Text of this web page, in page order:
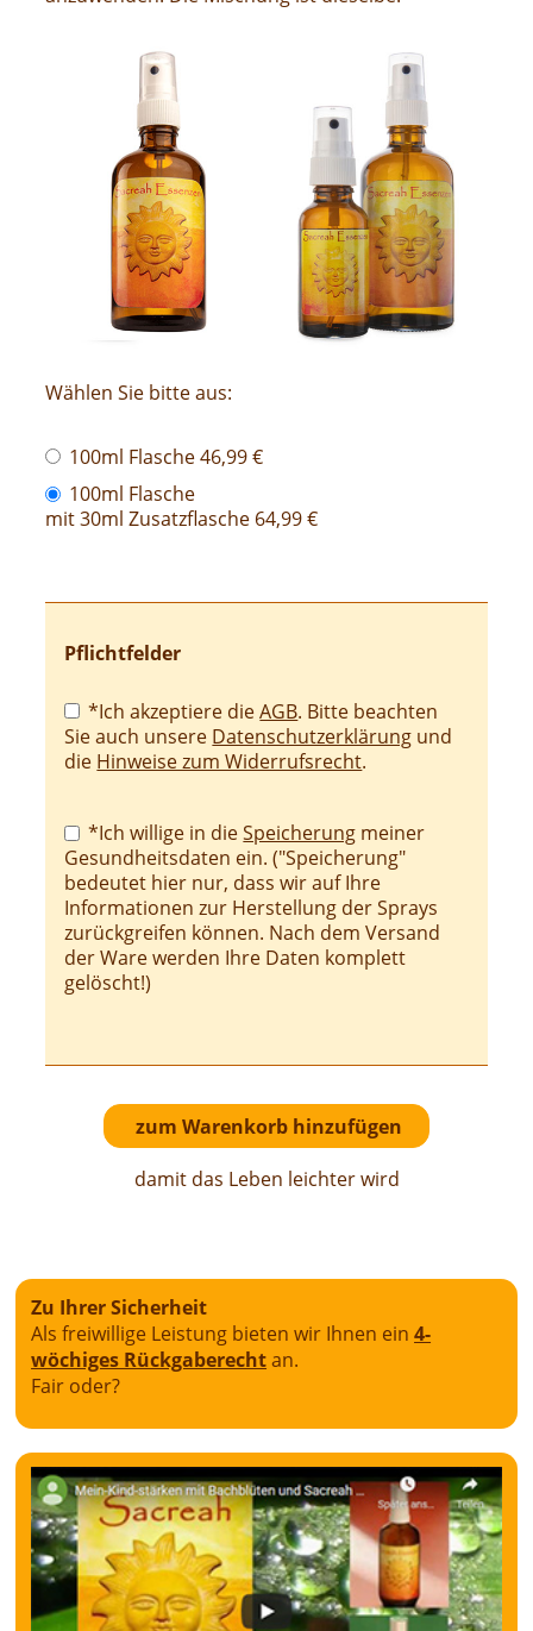
Wählen Sie bitte aus:
100ml Flasche 46,99 €
100ml Flasche
mit 30ml Zusatzflasche 64,99 €
Pflichtfelder
Pflichtfeld
*Ich akzeptiere dieAGB. Bitte beachten
Sie auch unsere Datenschutzerklärung und
die Hinweise zum Widerrufsrecht.
Pflichtfeld
*Ich willige in dieSpeicherung meiner
Gesundheitsdaten ein. ("Speicherung"
bedeutet hier nur, dass wir auf Ihre
Informationen zur Herstellung der Sprays
zurückgreifen können. Nach dem Versand
der Ware werden Ihre Daten komplett
gelöscht!)
damit das Leben leichter wird
Zu Ihrer Sicherheit
Als freiwillige Leistung bieten wir Ihnen ein4-
wöchiges Rückgaberechtan.
Fair oder?